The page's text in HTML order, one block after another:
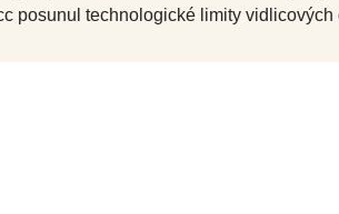
posunul technologické limity